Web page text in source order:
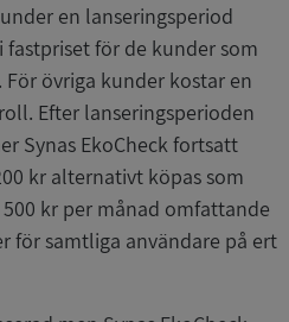
en lanseringsperiod
fastpriset för de kunder som
övriga kunder kostar en
Efter lanseringsperioden
Synas EkoCheck fortsatt
kr alternativt köpas som
kr per månad omfattande
för samtliga användare på ert